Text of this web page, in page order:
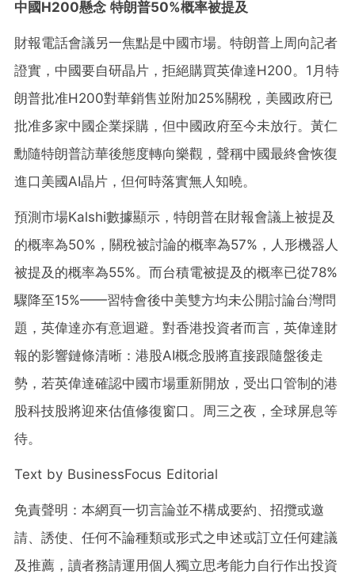
中國H200懸念 特朗普50%概率被提及
財報電話會議另一焦點是中國市場。特朗普上周向記者
證實，中國要自研晶片，拒絕購買英偉達H200。1月特
朗普批准H200對華銷售並附加25%關稅，美國政府已
批准多家中國企業採購，但中國政府至今未放行。黃仁
勳隨特朗普訪華後態度轉向樂觀，聲稱中國最終會恢復
進口美國AI晶片，但何時落實無人知曉。
預測市場Kalshi數據顯示，特朗普在財報會議上被提及
的概率為50%，關稅被討論的概率為57%，人形機器人
被提及的概率為55%。而台積電被提及的概率已從78%
驟降至15%——習特會後中美雙方均未公開討論台灣問
題，英偉達亦有意迴避。對香港投資者而言，英偉達財
報的影響鏈條清晰：港股AI概念股將直接跟隨盤後走
勢，若英偉達確認中國市場重新開放，受出口管制的港
股科技股將迎來估值修復窗口。周三之夜，全球屏息等
待。
Text by BusinessFocus Editorial
免責聲明：本網頁一切言論並不構成要約、招攬或邀
請、誘使、任何不論種類或形式之申述或訂立任何建議
及推薦，讀者務請運用個人獨立思考能力自行作出投資